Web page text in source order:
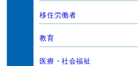
移住労働者
教育
医療・社会福祉